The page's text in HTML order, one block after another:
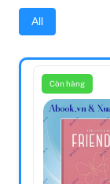
All
Còn hàng